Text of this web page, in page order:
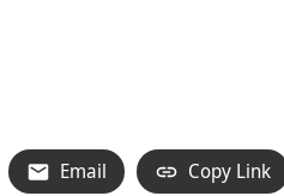
Email Copy Link